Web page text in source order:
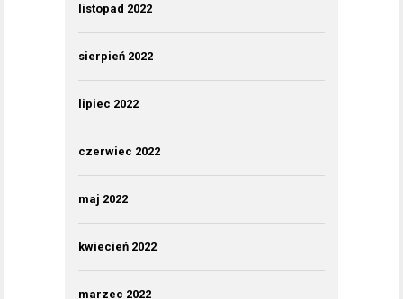
listopad 2022
sierpień 2022
lipiec 2022
czerwiec 2022
maj 2022
kwiecień 2022
marzec 2022